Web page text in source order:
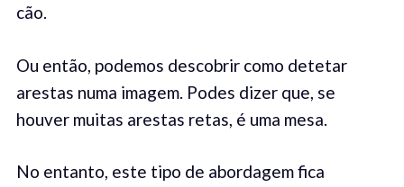
cão.
Ou então, podemos descobrir como detetar
arestas numa imagem. Podes dizer que, se
houver muitas arestas retas, é uma mesa.
No entanto, este tipo de abordagem fica